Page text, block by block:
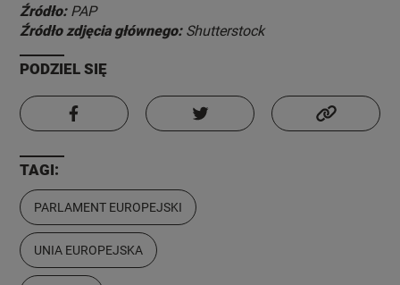
Źródło: PAP
Źródło zdjęcia głównego: Shutterstock
PODZIEL SIĘ
TAGI:
PARLAMENT EUROPEJSKI
UNIA EUROPEJSKA